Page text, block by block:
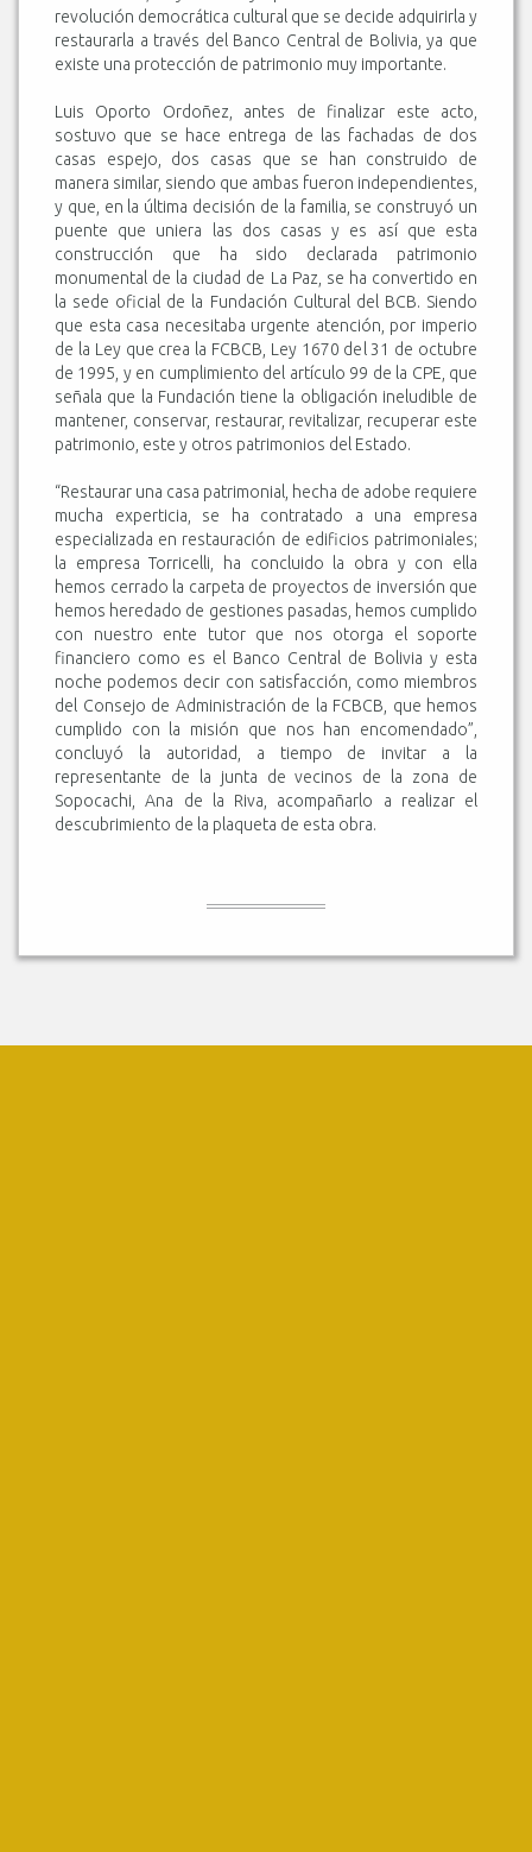
revolución democrática cultural que se decide adquirirla y
restaurarla a través del Banco Central de Bolivia, ya que
existe una protección de patrimonio muy importante.
Luis Oporto Ordoñez, antes de finalizar este acto,
sostuvo que se hace entrega de las fachadas de dos
casas espejo, dos casas que se han construido de
manera similar, siendo que ambas fueron independientes,
y que, en la última decisión de la familia, se construyó un
puente que uniera las dos casas y es así que esta
construcción que ha sido declarada patrimonio
monumental de la ciudad de La Paz, se ha convertido en
la sede oficial de la Fundación Cultural del BCB. Siendo
que esta casa necesitaba urgente atención, por imperio
de la Ley que crea la FCBCB, Ley 1670 del 31 de octubre
de 1995, y en cumplimiento del artículo 99 de la CPE, que
señala que la Fundación tiene la obligación ineludible de
mantener, conservar, restaurar, revitalizar, recuperar este
patrimonio, este y otros patrimonios del Estado.
“Restaurar una casa patrimonial, hecha de adobe requiere
mucha experticia, se ha contratado a una empresa
especializada en restauración de edificios patrimoniales;
la empresa Torricelli, ha concluido la obra y con ella
hemos cerrado la carpeta de proyectos de inversión que
hemos heredado de gestiones pasadas, hemos cumplido
con nuestro ente tutor que nos otorga el soporte
financiero como es el Banco Central de Bolivia y esta
noche podemos decir con satisfacción, como miembros
del Consejo de Administración de la FCBCB, que hemos
cumplido con la misión que nos han encomendado”,
concluyó la autoridad, a tiempo de invitar a la
representante de la junta de vecinos de la zona de
Sopocachi, Ana de la Riva, acompañarlo a realizar el
descubrimiento de la plaqueta de esta obra.